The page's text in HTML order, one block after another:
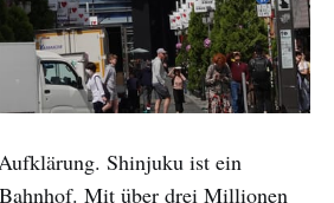
Shinjuku ist ein
Mit über drei Millionen